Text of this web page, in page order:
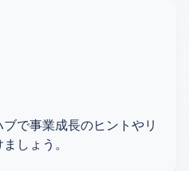
で事業成長のヒントやリ
しょう。